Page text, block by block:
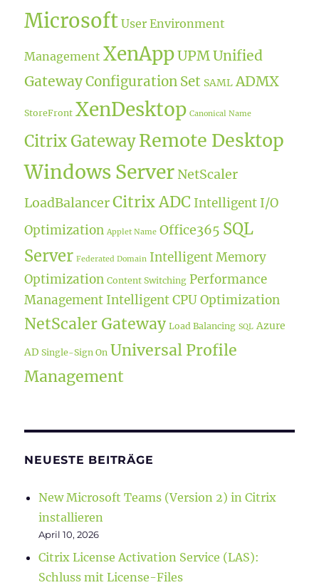
Microsoft User Environment
Management XenAppUPMUnified
GatewayConfiguration Set SAML ADMX
StoreFront XenDesktop Canonical Name
Citrix GatewayRemote Desktop
Windows Server NetScaler
LoadBalancerCitrix ADC Intelligent I/O
Optimization Applet Name Office365 SQL
Server Federated Domain Intelligent Memory
Optimization Content Switching Performance
Management Intelligent CPU Optimization
NetScaler Gateway Load Balancing SQL Azure
AD Single-Sign On Universal Profile
Management
NEUESTE BEITRÄGE
New Microsoft Teams (Version 2) in Citrix
installieren
April 10, 2026
Citrix License Activation Service (LAS):
Schluss mit License-Files